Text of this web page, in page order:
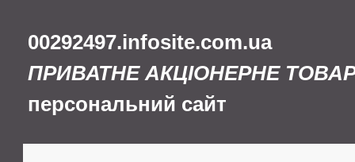
00292497.infosite.com.ua
ПРИВАТНЕ АКЦІОНЕРНЕ
персональний сайт